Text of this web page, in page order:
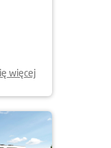
więcej